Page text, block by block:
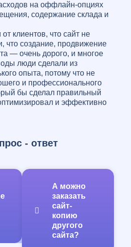
на оффлайн-опциях
содержание склада и
клиентов, что сайт не
что создание, продвижение
— очень дорого, и многое
люди сделали из
опыта, потому что не
и профессионального
бы сделал правильный
и эффективно
слова, в виде
посмотреть на наши
Над Вашем проектом
в Интернете и возомнил
а опытная команда
с большим послужным
знаний, полученных
учебных
развитых и прокаченных в
- ответ
А можно
заказать
сайт-
копию
другого
сайта?